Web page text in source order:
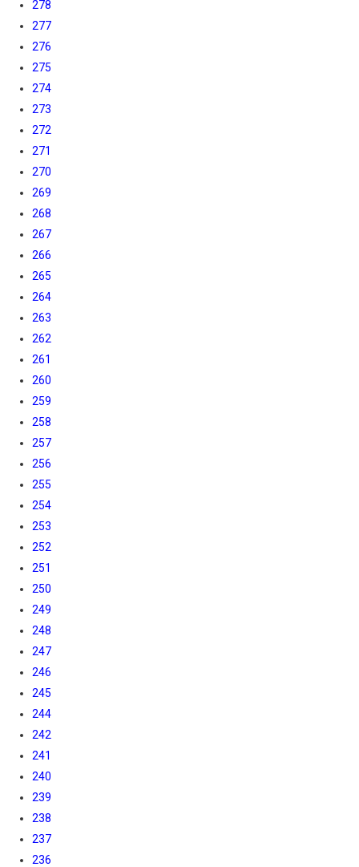
278
277
276
275
274
273
272
271
270
269
268
267
266
265
264
263
262
261
260
259
258
257
256
255
254
253
252
251
250
249
248
247
246
245
244
242
241
240
239
238
237
236